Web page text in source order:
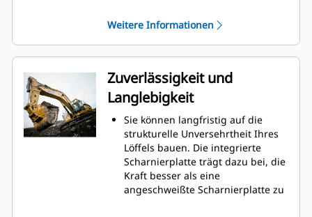
verbessert den Materialfluss in
den Löffel. Die zusätzliche
Rückenfreiheit verhindert ein
Schleifen der Unterseite des
Löffels, wodurch Wartungskosten
gesenkt werden.
Der Kraftstoffverbrauch ist beim
Graben am höchsten. Cat-Löffel
sind so ausgelegt, dass sie schnell
durch das Material schneiden,
wodurch die Betriebseffizienz der
Maschine insgesamt verbessert
wird.
Weitere Informationen
Zuverlässigkeit und
Langlebigkeit
Sie können langfristig auf die
strukturelle Unversehrtheit Ihres
Löffels bauen. Die integrierte
Scharnierplatte trägt dazu bei, die
Kraft besser als eine
angeschweißte Scharnierplatte zu